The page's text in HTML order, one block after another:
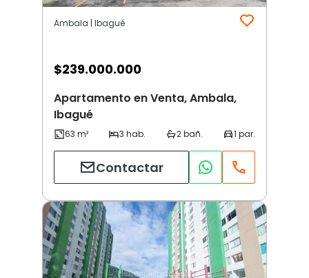
Ambala | Ibagué
$239.000.000
Apartamento en Venta, Ambala,
Ibagué
Contactar